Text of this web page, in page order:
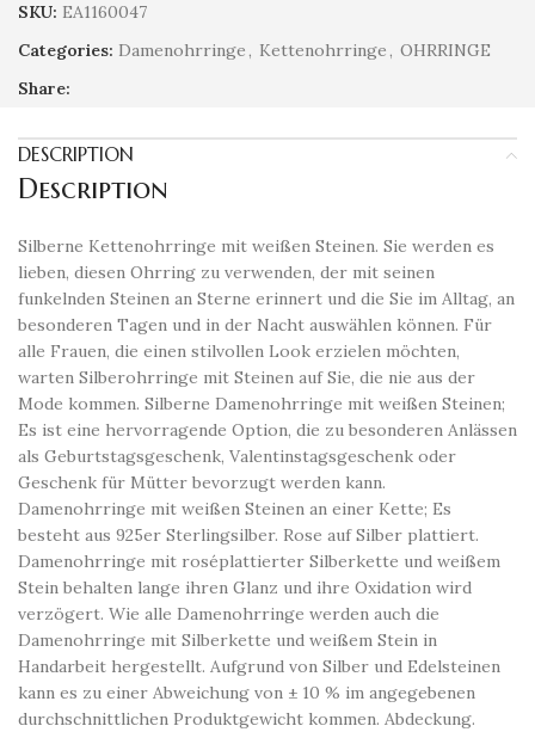
SKU: EA1160047
Categories: Damenohrringe, Kettenohrringe, OHRRINGE
Share:
DESCRIPTION
Description
Silberne Kettenohrringe mit weißen Steinen. Sie werden es
lieben, diesen Ohrring zu verwenden, der mit seinen
funkelnden Steinen an Sterne erinnert und die Sie im Alltag, an
besonderen Tagen und in der Nacht auswählen können. Für
alle Frauen, die einen stilvollen Look erzielen möchten,
warten Silberohrringe mit Steinen auf Sie, die nie aus der
Mode kommen. Silberne Damenohrringe mit weißen Steinen;
Es ist eine hervorragende Option, die zu besonderen Anlässen
als Geburtstagsgeschenk, Valentinstagsgeschenk oder
Geschenk für Mütter bevorzugt werden kann.
Damenohrringe mit weißen Steinen an einer Kette; Es
besteht aus 925er Sterlingsilber. Rose auf Silber plattiert.
Damenohrringe mit roséplattierter Silberkette und weißem
Stein behalten lange ihren Glanz und ihre Oxidation wird
verzögert. Wie alle Damenohrringe werden auch die
Damenohrringe mit Silberkette und weißem Stein in
Handarbeit hergestellt. Aufgrund von Silber und Edelsteinen
kann es zu einer Abweichung von ± 10 % im angegebenen
durchschnittlichen Produktgewicht kommen. Abdeckung.